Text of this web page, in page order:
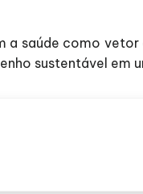
a saúde como
sustentável